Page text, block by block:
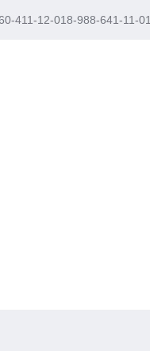
411-12-018-988-641-11-01